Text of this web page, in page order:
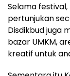
Selama
pertunjukan
Disdikbud juga
bazar UMKM,
kreatif untuk